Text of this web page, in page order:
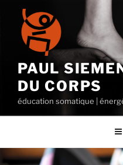
contenu
principal
PAUL
DU CORPS
éducation somatique |